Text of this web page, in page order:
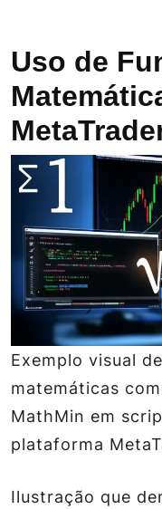
Uso de
Exemplo visual
matemáticas
MathMin em
plataforma
Ilustração que